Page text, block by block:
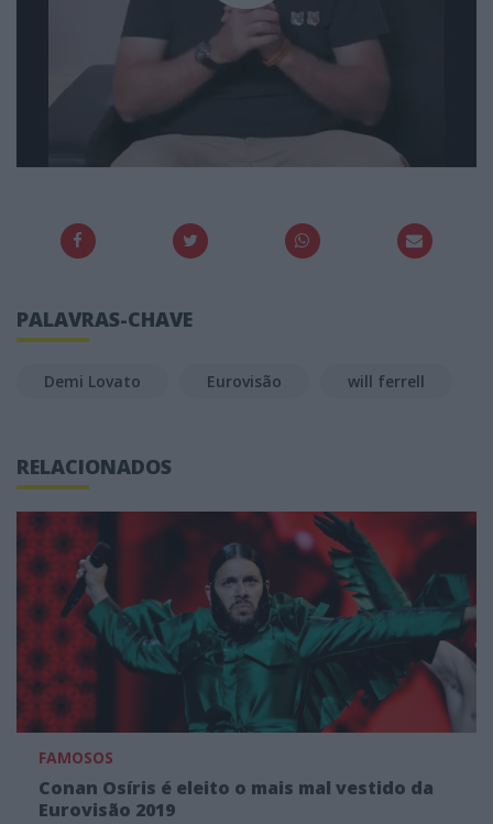
PALAVRAS-CHAVE
Demi Lovato Eurovisão will ferrell
RELACIONADOS
FAMOSOS
Conan Osíris é eleito o mais mal vestido da
Eurovisão 2019